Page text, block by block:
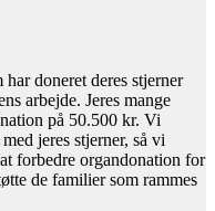
doneret deres stjerner
arbejde. Jeres mange
på 50.500 kr. Vi
jeres stjerner, så vi
forbedre organdonation for
de familier som rammes